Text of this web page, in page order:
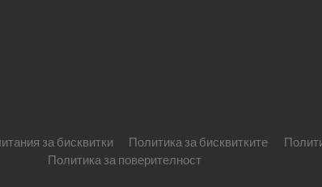
за бисквитки Политика за бисквитките
Политика за поверителност